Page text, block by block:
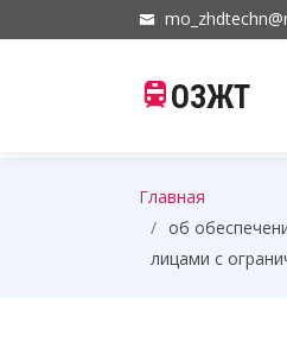
ОЗЖТ
Главная
об
лицами с